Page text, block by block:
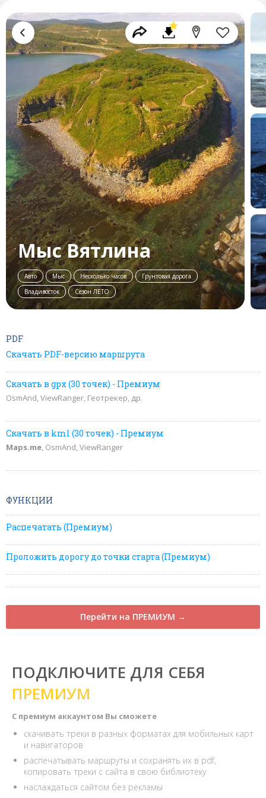
Мыс Вятлина
Авто Мыс Несколько часов
Грунтовая дорога
Владивосток
Сезон ЛЕТО
PDF
Скачать PDF-версию маршрута
Скачать в gpx (30 точек) - Премиум
OsmAnd, ViewRanger, Геотрекер, др.
Скачать в kml (30 точек) - Премиум
Maps.me, OsmAnd, ViewRanger
ФУНКЦИИ
Распечатать (Премиум)
Проложить дорогу до точки старта (Премиум)
Перейти на ПРЕМИУМ →
ПОДКЛЮЧИТЕ ДЛЯ СЕБЯ
ПРЕМИУМ
С премиум аккаунтом Вы сможете
скачивать треки в разных форматах для мобильных карт
и навигаторов
распечатывать маршруты и сохранять их в pdf,
копировать треки с сайта в свою библиотеку
наслаждаться сайтом без рекламы